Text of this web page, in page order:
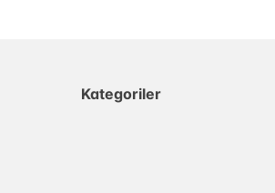
Kategoriler